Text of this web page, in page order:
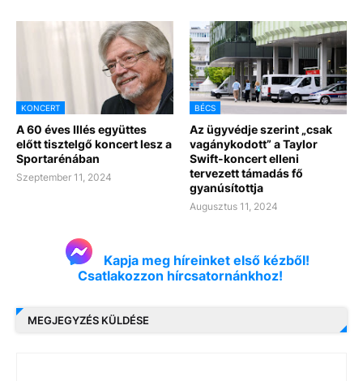
KONCERT
A 60 éves Illés együttes
előtt tisztelgő koncert lesz a
Sportarénában
Szeptember 11, 2024
BÉCS
Az ügyvédje szerint „csak
vagánykodott” a Taylor
Swift-koncert elleni
tervezett támadás fő
gyanúsítottja
Augusztus 11, 2024
Kapja meg híreinket első kézből!
Csatlakozzon hírcsatornánkhoz!
MEGJEGYZÉS KÜLDÉSE